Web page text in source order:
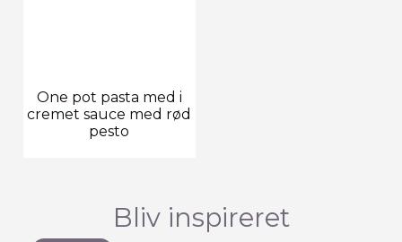
One pot pasta med i
cremet sauce med rød
pesto
Bliv inspireret